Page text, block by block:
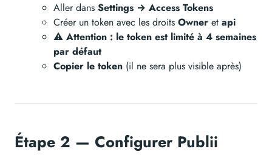
Aller dans Settings → Access Tokens
Créer un token avec les droits Owner et api
⚠️ Attention : le token est limité à 4 semaines
par défaut
Copier le token (il ne sera plus visible après)
Étape 2 — Configurer Publii